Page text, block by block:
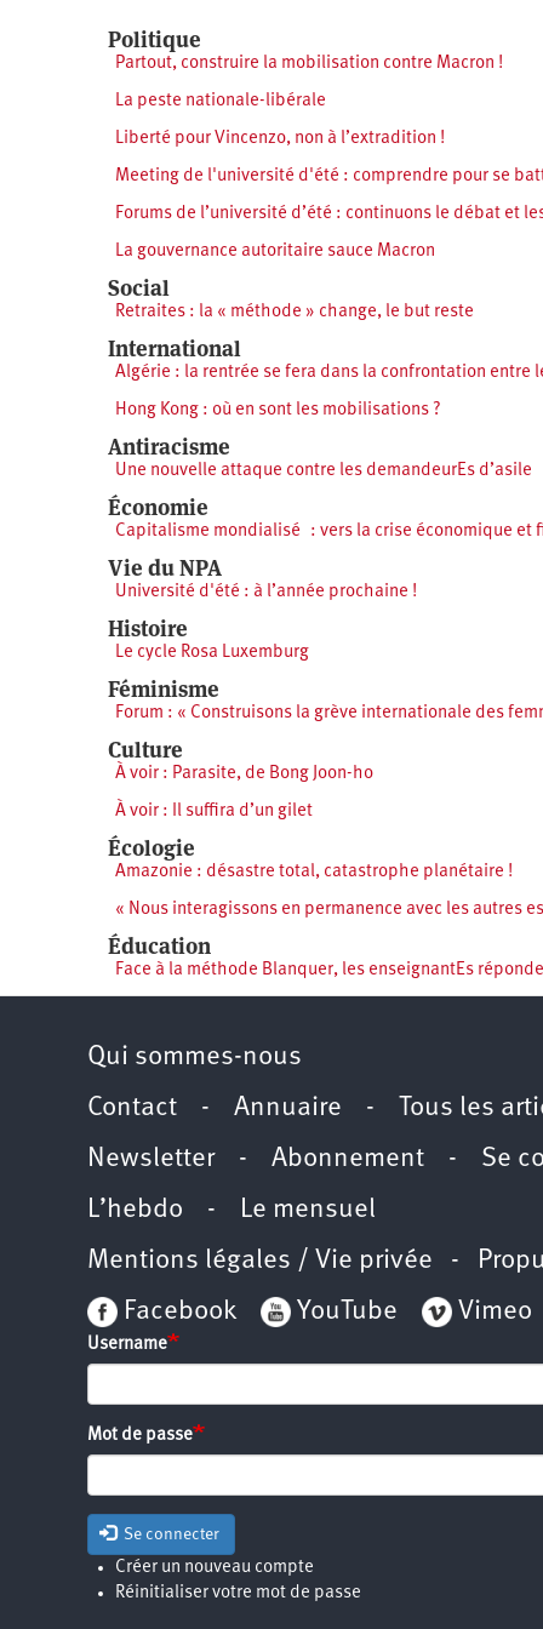
Politique
Partout, construire la mobilisation contre Macron !
La peste nationale-libérale
Liberté pour Vincenzo, non à l’extradition !
Meeting de l'université d'été : comprendre pour se
Forums de l’université d’été : continuons le débat et
La gouvernance autoritaire sauce Macron
Social
Retraites : la « méthode » change, le but reste
International
Algérie : la rentrée se fera dans la confrontation entre
Hong Kong : où en sont les mobilisations ?
Antiracisme
Une nouvelle attaque contre les demandeurEs d’asile
Économie
Capitalisme mondialisé : vers la crise économique et
Vie du NPA
Université d'été : à l’année prochaine !
Histoire
Le cycle Rosa Luxemburg
Féminisme
Forum : « Construisons la grève internationale des
Culture
À voir : Parasite, de Bong Joon-ho
À voir : Il suffira d’un gilet
Écologie
Amazonie : désastre total, catastrophe planétaire !
« Nous interagissons en permanence avec les autres
Éducation
Face à la méthode Blanquer, les enseignantEs
Qui sommes-nous
Contact - Annuaire - Tous les
Newsletter- Abonnement - Se
L’hebdo - Le mensuel
Mentions légales / Vie privée -
Facebook
YouTube Vimeo
Username
Mot de passe
Se connecter
Créer un nouveau compte
Réinitialiser votre mot de passe